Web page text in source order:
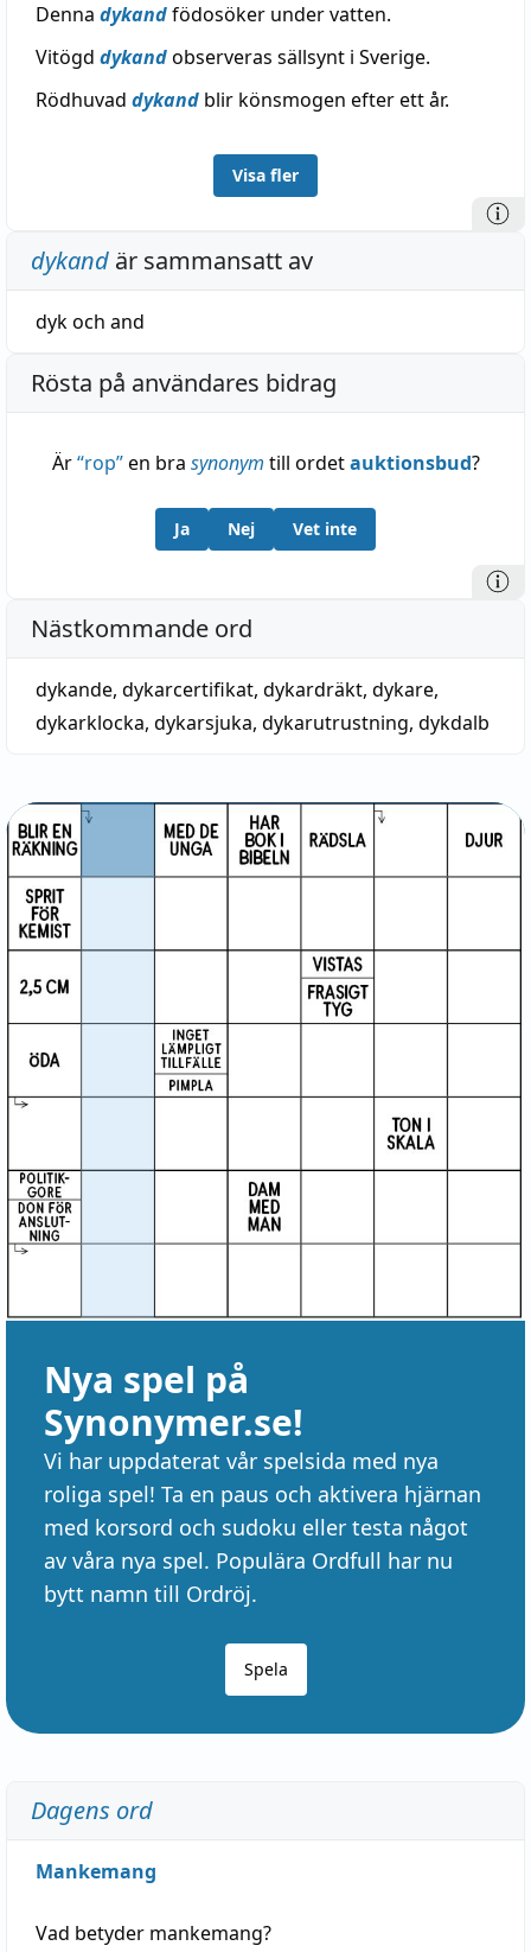
Denna dykandfödosöker under vatten.
Vitögd dykandobserveras sällsynt i Sverige.
Rödhuvad dykand blir könsmogen efter ett år.
Visa fler
dykand är sammansatt av
dykoch and
Rösta på användares bidrag
Är“rop”en bra synonym till ordetauktionsbud?
Ja Nej Vet inte
Nästkommande ord
dykande, dykarcertifikat, dykardräkt, dykare,
dykarklocka, dykarsjuka, dykarutrustning, dykdalb
Nya spel på
Synonymer.se!
Vi har uppdaterat vår spelsida med nya
roliga spel! Ta en paus och aktivera hjärnan
med korsord och sudoku eller testa något
av våra nya spel. Populära Ordfull har nu
bytt namn till Ordröj.
Spela
Dagens ord
Mankemang
Vad betyder mankemang?